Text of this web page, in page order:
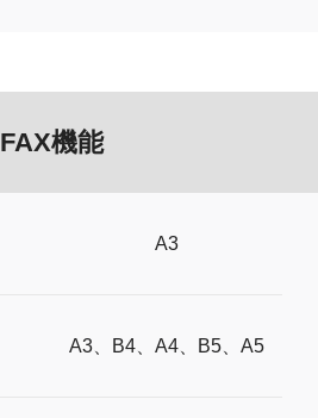
FAX機能
A3
A3、B4、A4、B5、A5